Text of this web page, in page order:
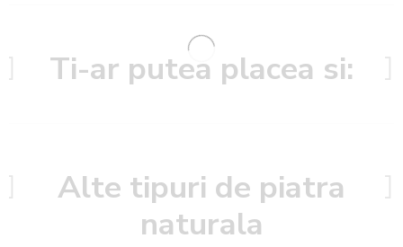
Ti-ar putea placea si:
Alte tipuri de piatra
naturala